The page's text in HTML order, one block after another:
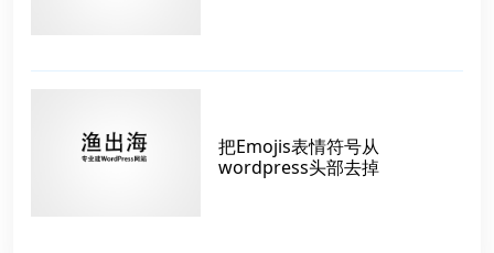
把Emojis表情符号从
wordpress头部去掉